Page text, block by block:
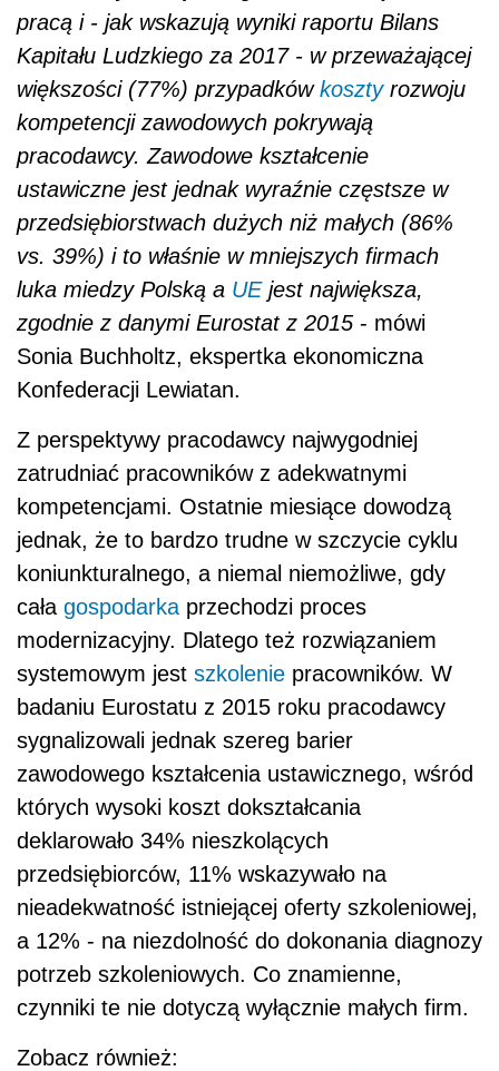
pracą i - jak wskazują wyniki raportu Bilans
Kapitału Ludzkiego za 2017 - w przeważającej
większości (77%) przypadkówkosztyrozwoju
kompetencji zawodowych pokrywają
pracodawcy. Zawodowe kształcenie
ustawiczne jest jednak wyraźnie częstsze w
przedsiębiorstwach dużych niż małych (86%
vs. 39%) i to właśnie w mniejszych firmach
luka miedzy Polską a UEjest największa,
zgodnie z danymi Eurostat z 2015 - mówi
Sonia Buchholtz, ekspertka ekonomiczna
Konfederacji Lewiatan.
Z perspektywy pracodawcy najwygodniej
zatrudniać pracowników z adekwatnymi
kompetencjami. Ostatnie miesiące dowodzą
jednak, że to bardzo trudne w szczycie cyklu
koniunkturalnego, a niemal niemożliwe, gdy
cała gospodarka przechodzi proces
modernizacyjny. Dlatego też rozwiązaniem
systemowym jest szkolenie pracowników. W
badaniu Eurostatu z 2015 roku pracodawcy
sygnalizowali jednak szereg barier
zawodowego kształcenia ustawicznego, wśród
których wysoki koszt dokształcania
deklarowało 34% nieszkolących
przedsiębiorców, 11% wskazywało na
nieadekwatność istniejącej oferty szkoleniowej,
a 12% - na niezdolność do dokonania diagnozy
potrzeb szkoleniowych. Co znamienne,
czynniki te nie dotyczą wyłącznie małych firm.
Zobacz również: